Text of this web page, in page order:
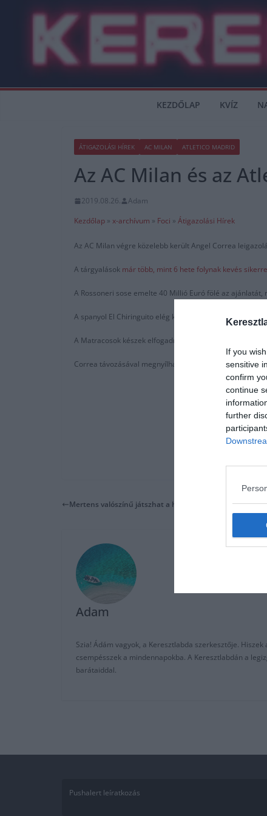
If you
sensitive
confirm
continue
further
KEZDŐLAP KVÍZ
ÁTIGAZOLÁSI HÍREK AC MILAN ATLETICO MADRID
Az AC Milan és az
2019.08.26.
Adam
Kezdőlap » x-archívum » Foci » Átigazolási Hírek
Az AC Milan végre közelebb került Angel Correa
A tárgyalások már több, mint 6 hete folynak kevés
A Rossoneri sose emelte 40 Millió Euró fölé az
A spanyol El Chiringuito elég közel van a Real
A Matracosok készek elfogadni a 40 Millió Eurót Angel
Correa távozásával megnyílhat az Atletico Madrid előtt
Mertens valószínű játszhat a hétvégi meccsen.
Adam
Szia! Ádám vagyok, a Keresztlabda szerkesztője.
csempésszek a mindennapokba. A Keresztlabdán a
barátaiddal.
Pushalert leíratkozás